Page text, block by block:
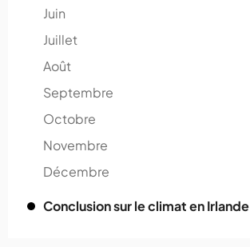
Juin
Juillet
Août
Septembre
Octobre
Novembre
Décembre
Conclusion sur le climat en Irlande